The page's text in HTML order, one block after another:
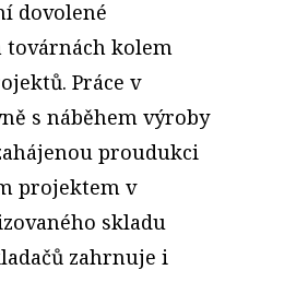
dovolené
továrnách kolem
Práce v
s náběhem výroby
proudukci
projektem v
skladu
zahrnuje i